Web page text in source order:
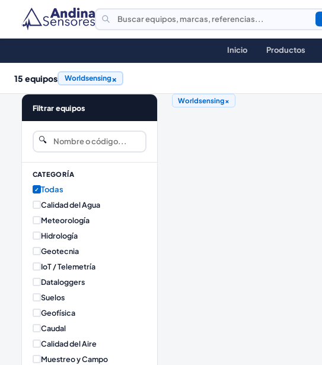
Inicio Productos
15 equipos Worldsensing×
Filtrar equipos
🔍
CATEGORÍA
✓ Todas
Calidad del Agua
Meteorología
Hidrología
Geotecnia
IoT / Telemetría
Dataloggers
Suelos
Geofísica
Caudal
Calidad del Aire
Muestreo y Campo
Worldsensing×